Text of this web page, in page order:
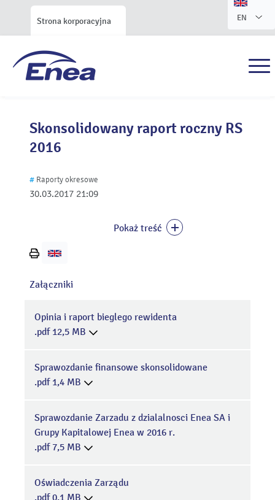
Strona korporacyjna EN
Skonsolidowany raport roczny RS
2016
30.03.2017 21:09
# Raporty okresowe
Pokaż treść
Załączniki
Opinia i raport bieglego rewidenta
.pdf 12,5 MB
Sprawozdanie finansowe skonsolidowane
.pdf 1,4 MB
Sprawozdanie Zarzadu z dzialalnosci Enea SA i
Grupy Kapitalowej Enea w 2016 r.
.pdf 7,5 MB
Oświadczenia Zarządu